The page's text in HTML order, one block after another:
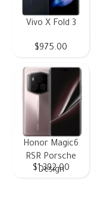
Vivo X Fold 3
$975.00
Honor Magic6
RSR Porsche
Design
$1,392.00